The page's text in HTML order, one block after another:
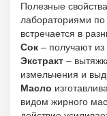
Полезные
лабораториями по
встречается в
Сок – получают из
Экстракт –
измельчения и
Масло
видом жирного